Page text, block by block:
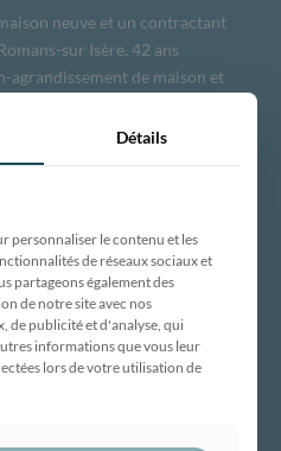
neuve et un contractant
sur Isère. 42 ans
agrandissement de maison et
Certibat RGE Globale.
Détails
personnaliser le contenu et les
de réseaux sociaux et
partageons également des
de notre site avec nos
de publicité et d'analyse, qui
informations que vous leur
lors de votre utilisation de